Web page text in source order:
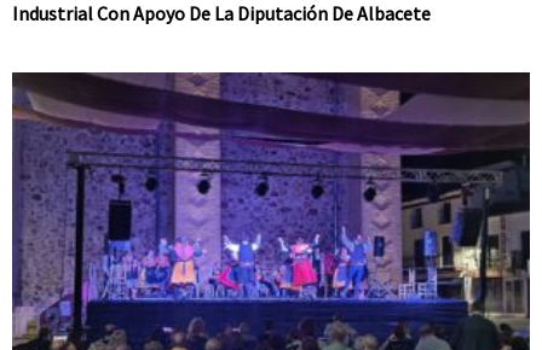
Industrial Con Apoyo De La Diputación De Albacete